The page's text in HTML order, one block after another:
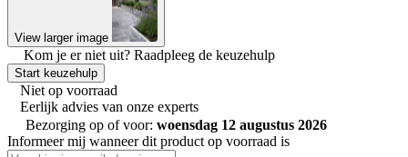
View larger image
Kom je er niet uit? Raadpleeg de keuzehulp
Start keuzehulp
Niet op voorraad
Eerlijk advies van onze experts
Bezorging op of voor: woensdag 12 augustus 2026
Informeer mij wanneer dit product op voorraad is